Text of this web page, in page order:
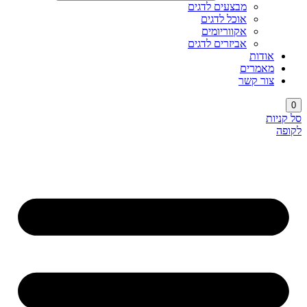
מבצעים לדגים
אוכל לדגים
אקווריומים
אביזרים לדגים
אודות
מאמרים
צור קשר
0
סל קניות
לקופה